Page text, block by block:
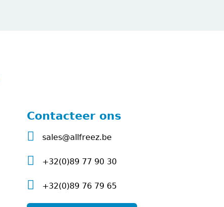
Contacteer ons
sales@allfreez.be
+32(0)89 77 90 30
+32(0)89 76 79 65